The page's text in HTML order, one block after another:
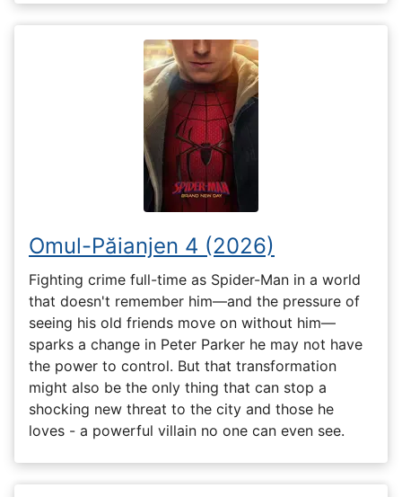
Omul-Păianjen 4 (2026)
Fighting crime full-time as Spider-Man in a world
that doesn't remember him—and the pressure of
seeing his old friends move on without him—
sparks a change in Peter Parker he may not have
the power to control. But that transformation
might also be the only thing that can stop a
shocking new threat to the city and those he
loves - a powerful villain no one can even see.